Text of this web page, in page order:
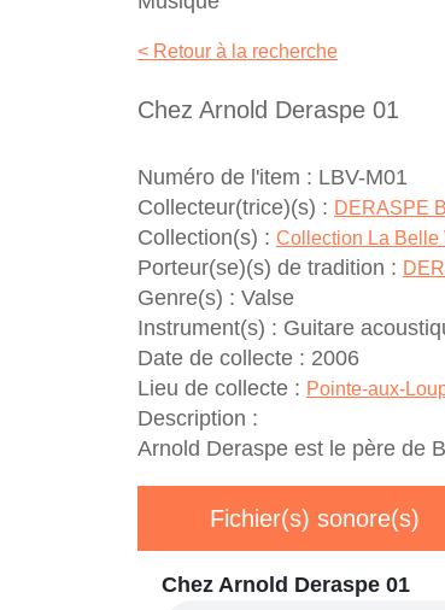
< Retour à la recherche
Chez Arnold Deraspe 01
Numéro de l'item : LBV-M01
Collecteur(trice)(s) : DERASPE
Collection(s) : Collection La Belle
Porteur(se)(s) de tradition :
Genre(s) : Valse
Instrument(s) : Guitare
Date de collecte : 2006
Lieu de collecte : Pointe-aux-
Description :
Arnold Deraspe est le père de
Fichier(s) sonore(s)
Chez Arnold Deraspe 01